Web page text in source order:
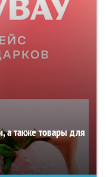
а также товары для